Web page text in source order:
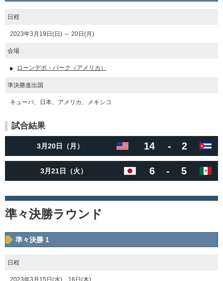
日程
2023年3月19日(日) ～ 20日(月)
会場
ローンデポ・パーク（アメリカ）
準決勝進出国
キューバ、日本、アメリカ、メキシコ
試合結果
3月20日（月） 14 - 2
3月21日（火） 6 - 5
準々決勝ラウンド
準々決勝 1
日程
2023年3月15日(水)、16日(木)